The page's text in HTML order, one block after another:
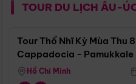
TOUR DU LỊCH ÂU-
Tour Thổ Nhĩ Kỳ Mùa Thu
Cappadocia - Pamukkale
Hồ Chí Minh